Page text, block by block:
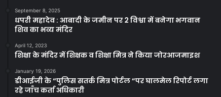
September 8, 2025
धपरी महादेव : आबादी के जमीन पर 2 विश्वा में बनेगा भगवान
शिव का भव्य मंदिर
April 12, 2023
शिक्षा के मंदिर में शिक्षक व शिक्षा मित्र ने किया जोरआजमाइश
January 19, 2026
डीआईजी के “पुलिस सतर्क मित्र पोर्टल “पर घालमेल रिपोर्ट लगा
रहे जाँच कर्ता अधिकारी